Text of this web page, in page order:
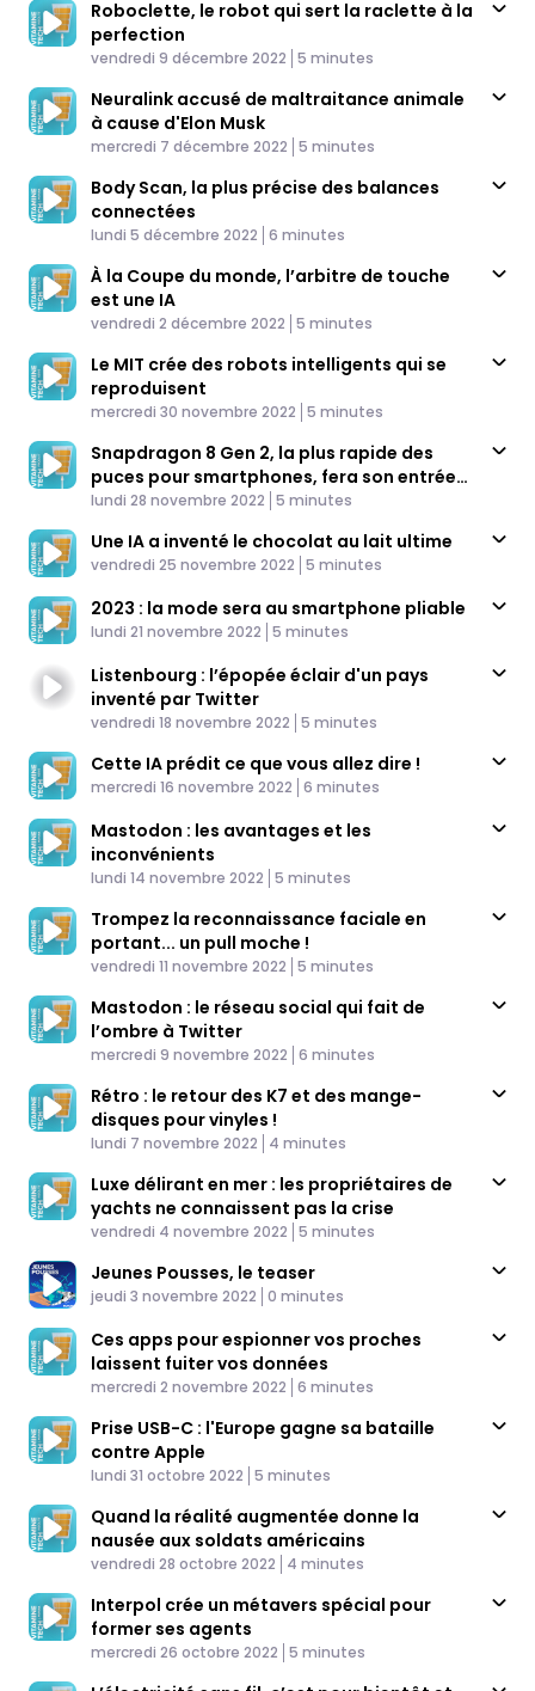
Roboclette, le robot qui sert la raclette à la
perfection
Published At
vendredi 9 décembre 2022 Time
5 minutes
Neuralink accusé de maltraitance animale
à cause d'Elon Musk
Published At
mercredi 7 décembre 2022 Time
5 minutes
Body Scan, la plus précise des balances
connectées
Published At
lundi 5 décembre 2022 Time
6 minutes
À la Coupe du monde, l’arbitre de touche
est une IA
Published At
vendredi 2 décembre 2022 Time
5 minutes
Le MIT crée des robots intelligents qui se
reproduisent
Published At
mercredi 30 novembre 2022 Time
5 minutes
Snapdragon 8 Gen 2, la plus rapide des
puces pour smartphones, fera son entrée
en 2023
Published At
lundi 28 novembre 2022 Time
5 minutes
Une IA a inventé le chocolat au lait ultime
Published At
vendredi 25 novembre 2022 Time
5 minutes
2023 : la mode sera au smartphone pliable
Published At
lundi 21 novembre 2022 Time
5 minutes
Listenbourg : l’épopée éclair d'un pays
inventé par Twitter
Published At
vendredi 18 novembre 2022 Time
5 minutes
Cette IA prédit ce que vous allez dire !
Published At
mercredi 16 novembre 2022 Time
6 minutes
Mastodon : les avantages et les
inconvénients
Published At
lundi 14 novembre 2022 Time
5 minutes
Trompez la reconnaissance faciale en
portant... un pull moche !
Published At
vendredi 11 novembre 2022 Time
5 minutes
Mastodon : le réseau social qui fait de
l’ombre à Twitter
Published At
mercredi 9 novembre 2022 Time
6 minutes
Rétro : le retour des K7 et des mange-
disques pour vinyles !
Published At
lundi 7 novembre 2022 Time
4 minutes
Luxe délirant en mer : les propriétaires de
yachts ne connaissent pas la crise
Published At
vendredi 4 novembre 2022 Time
5 minutes
Jeunes Pousses, le teaser
Published At
jeudi 3 novembre 2022 Time
0 minutes
Ces apps pour espionner vos proches
laissent fuiter vos données
Published At
mercredi 2 novembre 2022 Time
6 minutes
Prise USB-C : l'Europe gagne sa bataille
contre Apple
Published At
lundi 31 octobre 2022 Time
5 minutes
Quand la réalité augmentée donne la
nausée aux soldats américains
Published At
vendredi 28 octobre 2022 Time
4 minutes
Interpol crée un métavers spécial pour
former ses agents
Published At
mercredi 26 octobre 2022 Time
5 minutes